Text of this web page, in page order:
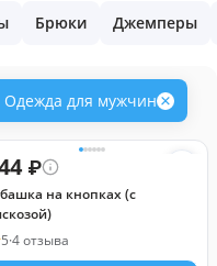
Брюки Джемперы
Одежда для мужчин
₽
на кнопках (с
5·4 отзыва